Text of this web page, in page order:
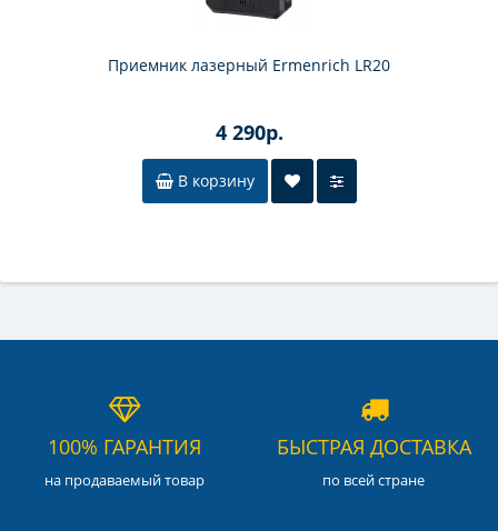
Приемник лазерный Ermenrich LR20
4 290р.
В корзину
100% ГАРАНТИЯ
на продаваемый товар
БЫСТРАЯ ДОСТАВКА
по всей стране